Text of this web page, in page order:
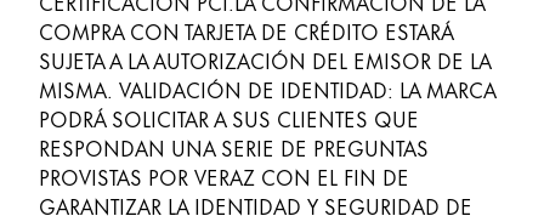
COMPRA CON TARJETA DE CRÉDITO ESTARÁ
SUJETA A LA AUTORIZACIÓN DEL EMISOR DE LA
MISMA. VALIDACIÓN DE IDENTIDAD: LA MARCA
PODRÁ SOLICITAR A SUS CLIENTES QUE
RESPONDAN UNA SERIE DE PREGUNTAS
PROVISTAS POR VERAZ CON EL FIN DE
GARANTIZAR LA IDENTIDAD Y SEGURIDAD DE